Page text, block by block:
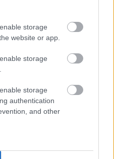
storage
website or app.
storage
storage
authentication
and other
φυσιολογικές